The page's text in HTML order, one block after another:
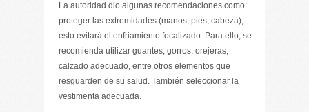
La autoridad dio algunas recomendaciones como:
proteger las extremidades (manos, pies, cabeza),
esto evitará el enfriamiento focalizado. Para ello, se
recomienda utilizar guantes, gorros, orejeras,
calzado adecuado, entre otros elementos que
resguarden de su salud. También seleccionar la
vestimenta adecuada.